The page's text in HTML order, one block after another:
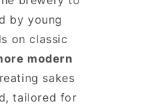
by young
on classic
modern
sakes
tailored for